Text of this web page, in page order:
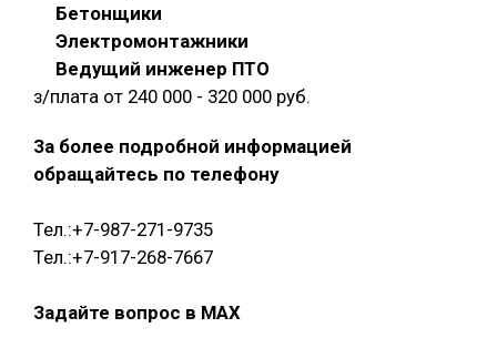
Бетонщики
Электромонтажники
Ведущий инженер ПТО
з/плата от 240 000 - 320 000 руб.
За более подробной информацией
обращайтесь по телефону
Тел.:+7-987-271-9735
Тел.:+7-917-268-7667
Задайте вопрос в MAX